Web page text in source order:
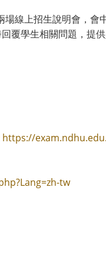
線上招生說明會，會
覆學生相關問題，提
https://
tw